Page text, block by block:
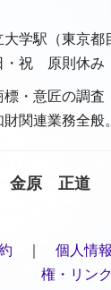
大学駅（東
祝 原則休み
・意匠の調査
関連業務全般。
金原 正道
個人情
権・リンク